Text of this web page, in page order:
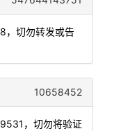
，切勿转发或告
10658452
，切勿将验证